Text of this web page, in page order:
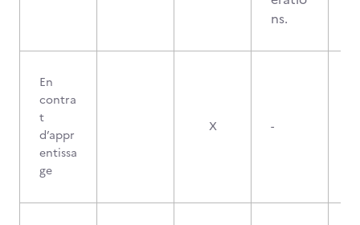
ns.
En
contra
t
d’appr
entissa
ge
X -